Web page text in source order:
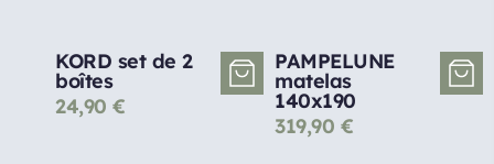
KORD set de 2
boîtes
24,90 €
PAMPELUNE
matelas
140x190
319,90 €